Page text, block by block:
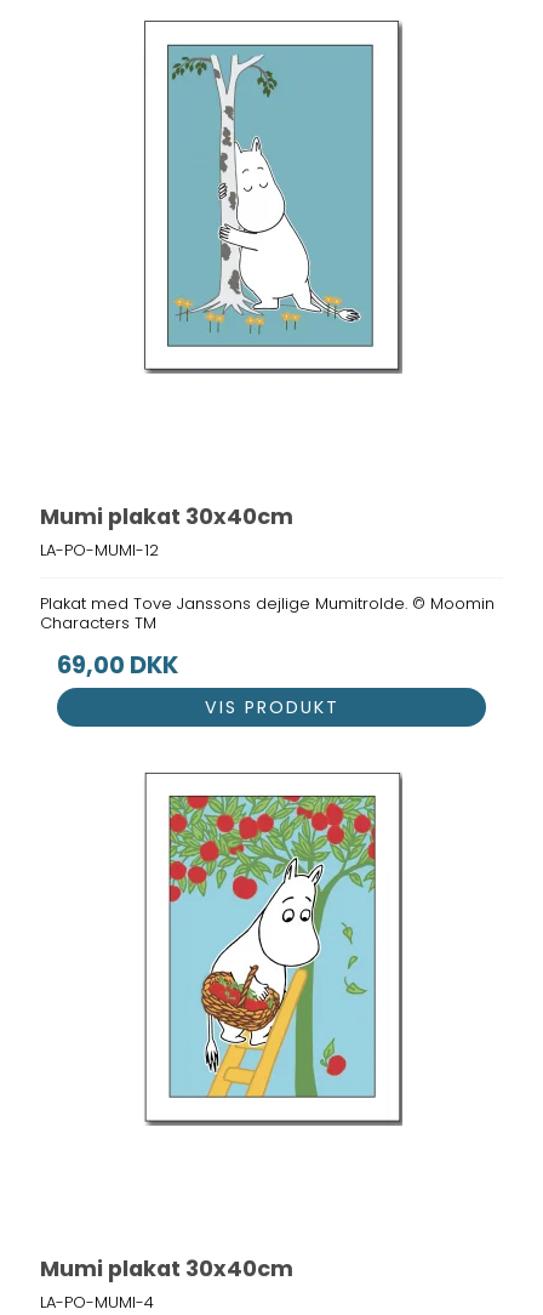
Mumi plakat 30x40cm
LA-PO-MUMI-12
Plakat med Tove Janssons dejlige Mumitrolde. © Moomin
Characters TM
69,00 DKK
VIS PRODUKT
Mumi plakat 30x40cm
LA-PO-MUMI-4